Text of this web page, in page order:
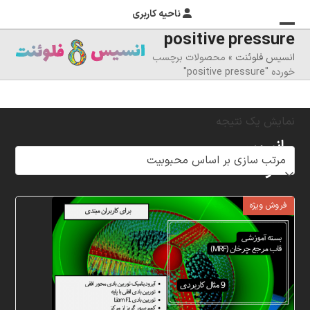
ناحیه کاربری
منوی
موبایل
را
تغییر
دهید
بستن
منوی
موبایل
positive pressure
انسیس فلوئنت » محصولات برچسب
خورده "positive pressure"
نمایش یک نتیجه
فروش ویژه
انسیس
فلوئنت
شرکت
خلاق
پردازشگران
مهر،
متخصص
زمینه